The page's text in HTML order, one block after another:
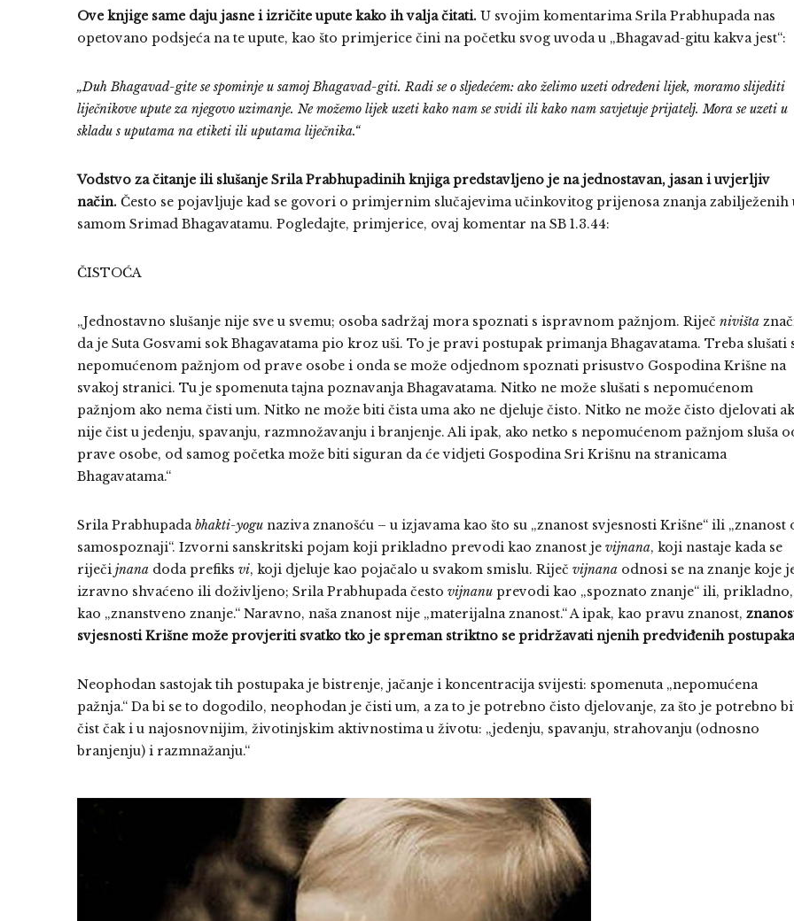
Ove knjige same daju jasne i izričite upute kako ih valja čitati. U svojim komentarima Srila Prabhupada nas
opetovano podsjeća na te upute, kao što primjerice čini na početku svog uvoda u „Bhagavad-gitu kakva jest“:
„Duh Bhagavad-gite se spominje u samoj Bhagavad-giti. Radi se o sljedećem: ako želimo uzeti određeni lijek, moramo slijediti
liječnikove upute za njegovo uzimanje. Ne možemo lijek uzeti kako nam se svidi ili kako nam savjetuje prijatelj. Mora se uzeti u
skladu s uputama na etiketi ili uputama liječnika.“
Vodstvo za čitanje ili slušanje Srila Prabhupadinih knjiga predstavljeno je na jednostavan, jasan i uvjerljiv
način. Često se pojavljuje kad se govori o primjernim slučajevima učinkovitog prijenosa znanja zabilježenih
samom Srimad Bhagavatamu. Pogledajte, primjerice, ovaj komentar na SB 1.3.44:
ČISTOĆA
„Jednostavno slušanje nije sve u svemu; osoba sadržaj mora spoznati s ispravnom pažnjom. Riječ nivišta
da je Suta Gosvami sok Bhagavatama pio kroz uši. To je pravi postupak primanja Bhagavatama. Treba slušati
nepomućenom pažnjom od prave osobe i onda se može odjednom spoznati prisustvo Gospodina Krišne na
svakoj stranici. Tu je spomenuta tajna poznavanja Bhagavatama. Nitko ne može slušati s nepomućenom
pažnjom ako nema čisti um. Nitko ne može biti čista uma ako ne djeluje čisto. Nitko ne može čisto djelovati
nije čist u jedenju, spavanju, razmnožavanju i branjenje. Ali ipak, ako netko s nepomućenom pažnjom sluša
prave osobe, od samog početka može biti siguran da će vidjeti Gospodina Sri Krišnu na stranicama
Bhagavatama.“
Srila Prabhupadabhakti-yogu naziva znanošću – u izjavama kao što su „znanost svjesnosti Krišne“ ili „znanost
samospoznaji“. Izvorni sanskritski pojam koji prikladno prevodi kao znanost je vijnana, koji nastaje kada se
riječi jnana doda prefiks vi, koji djeluje kao pojačalo u svakom smislu. Riječ vijnana odnosi se na znanje koje
izravno shvaćeno ili doživljeno; Srila Prabhupada često vijnanu prevodi kao „spoznato znanje“ ili, prikladno,
kao „znanstveno znanje.“ Naravno, naša znanost nije „materijalna znanost.“ A ipak, kao pravu znanost,
svjesnosti Krišne može provjeriti svatko tko je spreman striktno se pridržavati njenih predviđenih
Neophodan sastojak tih postupaka je bistrenje, jačanje i koncentracija svijesti: spomenuta „nepomućena
pažnja.“ Da bi se to dogodilo, neophodan je čisti um, a za to je potrebno čisto djelovanje, za što je potrebno
čist čak i u najosnovnijim, životinjskim aktivnostima u životu: „jedenju, spavanju, strahovanju (odnosno
branjenju) i razmnažanju.“